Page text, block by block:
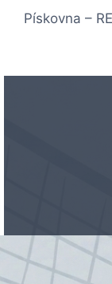
Pískovna –